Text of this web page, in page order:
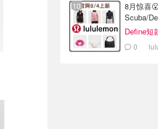
8月惊喜
Scuba/
Define短
0